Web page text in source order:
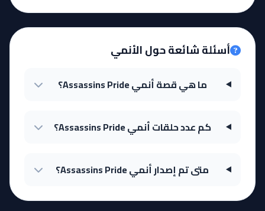
أسئلة شائعة حول الأنمي
ما هي قصة أنمي Assassins Pride؟
كم عدد حلقات أنمي Assassins Pride؟
متى تم إصدار أنمي Assassins Pride؟